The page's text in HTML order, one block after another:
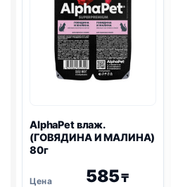
AlphaPet влаж.
(ГОВЯДИНА И МАЛИНА)
80г
585₸